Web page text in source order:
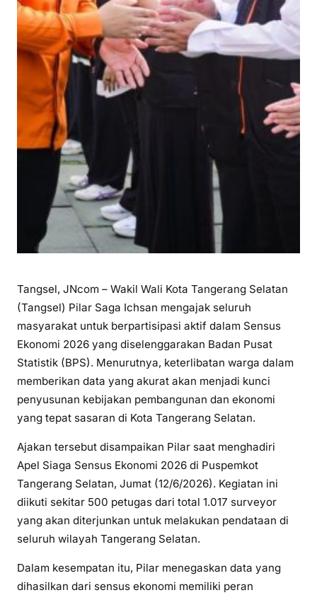
Tangsel, JNcom – Wakil Wali Kota Tangerang Selatan
(Tangsel) Pilar Saga Ichsan mengajak seluruh
masyarakat untuk berpartisipasi aktif dalam Sensus
Ekonomi 2026 yang diselenggarakan Badan Pusat
Statistik (BPS). Menurutnya, keterlibatan warga dalam
memberikan data yang akurat akan menjadi kunci
penyusunan kebijakan pembangunan dan ekonomi
yang tepat sasaran di Kota Tangerang Selatan.
Ajakan tersebut disampaikan Pilar saat menghadiri
Apel Siaga Sensus Ekonomi 2026 di Puspemkot
Tangerang Selatan, Jumat (12/6/2026). Kegiatan ini
diikuti sekitar 500 petugas dari total 1.017 surveyor
yang akan diterjunkan untuk melakukan pendataan di
seluruh wilayah Tangerang Selatan.
Dalam kesempatan itu, Pilar menegaskan data yang
dihasilkan dari sensus ekonomi memiliki peran